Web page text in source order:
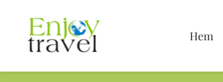
Hoppa
Hem